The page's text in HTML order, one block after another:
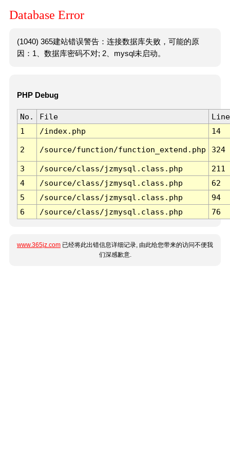
Database Error
(1040) 365建站错误警告：连接数据库失败，可能的原
因：1、数据库密码不对; 2、mysql未启动。
PHP Debug
No. File
Line
1
/index.php 14
2 /source/function/function_extend.php 324
3 /source/class/jzmysql.class.php
211
4
/source/class/jzmysql.class.php
62
5
/source/class/jzmysql.class.php
94
6
/source/class/jzmysql.class.php 76
www.365jz.com 已经将此出错信息详细记录, 由此给您带来的访问不便我
们深感歉意.